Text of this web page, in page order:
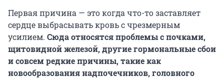
Первая причина — это когда что-то заставляет
сердце выбрасывать кровь с чрезмерным
усилием. Сюда относятся проблемы с почками,
щитовидной железой, другие гормональные сбои
и совсем редкие причины, такие как
новообразования надпочечников, головного